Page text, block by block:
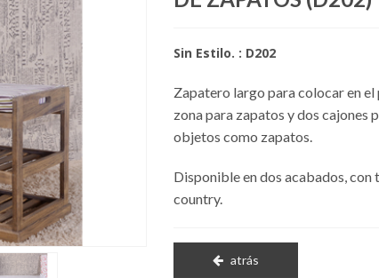
Sin Estilo. : D202
Zapatero largo para colocar en el
zona para zapatos y dos cajones
objetos como zapatos.
Disponible en dos acabados, con
country.
atrás